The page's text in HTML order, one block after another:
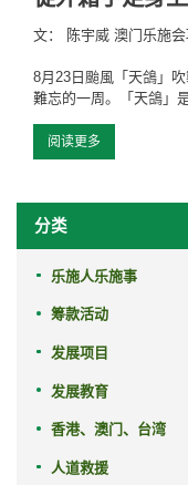
文： 陈宇威 澳门乐施
8月23日颱風「天鴿」
難忘的一周。「天鴿」
阅读更多
分类
乐施人乐施事
筹款活动
发展项目
发展教育
香港、澳门、台湾
人道救援